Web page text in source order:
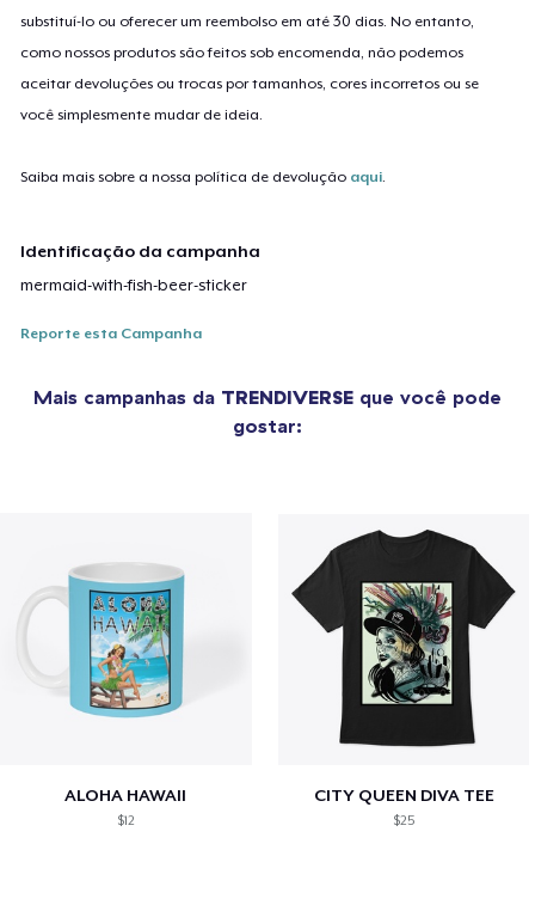
substituí-lo ou oferecer um reembolso em até 30 dias. No entanto,
como nossos produtos são feitos sob encomenda, não podemos
aceitar devoluções ou trocas por tamanhos, cores incorretos ou se
você simplesmente mudar de ideia.
Saiba mais sobre a nossa política de devolução aqui
Identificação da campanha
mermaid-with-fish-beer-sticker
Reporte esta Campanha
Mais campanhas da TRENDIVERSE que você pode
gostar:
ALOHA HAWAII
$12
CITY QUEEN DIVA TEE
$25